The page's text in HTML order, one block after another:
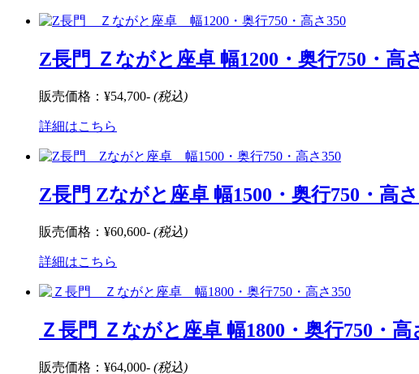
Z長門 Ｚながと座卓 幅1200・奥行750・高
販売価格： ¥54,700- (税込)
詳細はこちら
Z長門 Zながと座卓 幅1500・奥行750・高
販売価格： ¥60,600- (税込)
詳細はこちら
Ｚ長門 Ｚながと座卓 幅1800・奥行750・高
販売価格： ¥64,000- (税込)